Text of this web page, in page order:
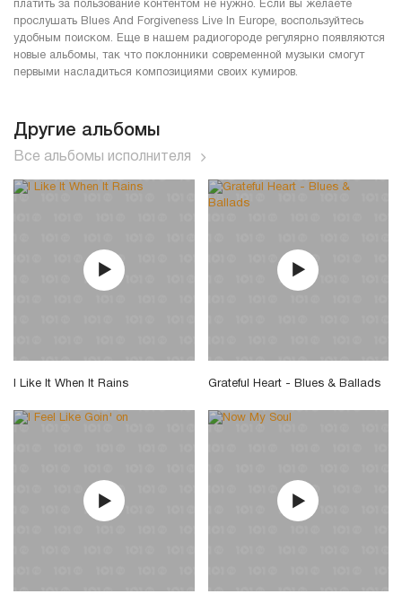
платить за пользование контентом не нужно. Если вы желаете
прослушать Blues And Forgiveness Live In Europe, воспользуйтесь
удобным поиском. Еще в нашем радиогороде регулярно появляются
новые альбомы, так что поклонники современной музыки смогут
первыми насладиться композициями своих кумиров.
Другие альбомы
Все альбомы исполнителя
I Like It When It Rains Grateful Heart - Blues & Ballads